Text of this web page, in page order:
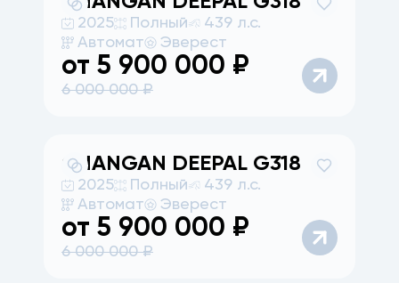
2025 Полный
439 л.с.
Автомат
Эверест
от 5 900 000 ₽
6 000 000₽
CHANGAN DEEPAL G318
2025 Полный
439 л.с.
Автомат
Эверест
от 5 900 000 ₽
6 000 000₽